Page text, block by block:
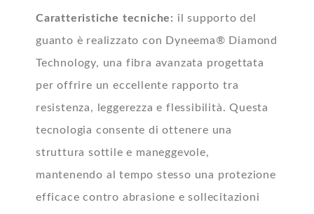
Caratteristiche tecniche: il supporto del
guanto è realizzato con Dyneema® Diamond
Technology, una fibra avanzata progettata
per offrire un eccellente rapporto tra
resistenza, leggerezza e flessibilità. Questa
tecnologia consente di ottenere una
struttura sottile e maneggevole,
mantenendo al tempo stesso una protezione
efficace contro abrasione e sollecitazioni